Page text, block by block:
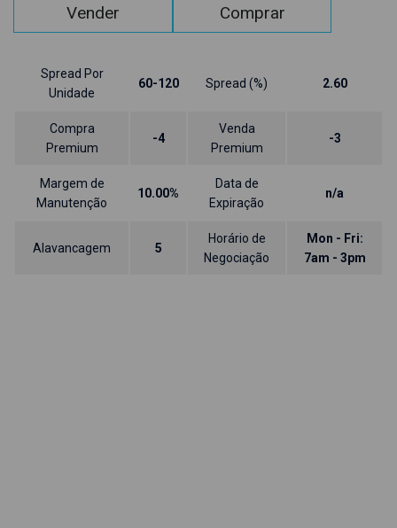
Vender Comprar
Spread Por
Unidade
60-120 Spread (%) 2.60
Compra
Premium
-4
Venda
Premium
-3
Margem de
Manutenção
10.00%
Data de
Expiração
n/a
Alavancagem 5
Horário de
Negociação
Mon - Fri:
7am - 3pm